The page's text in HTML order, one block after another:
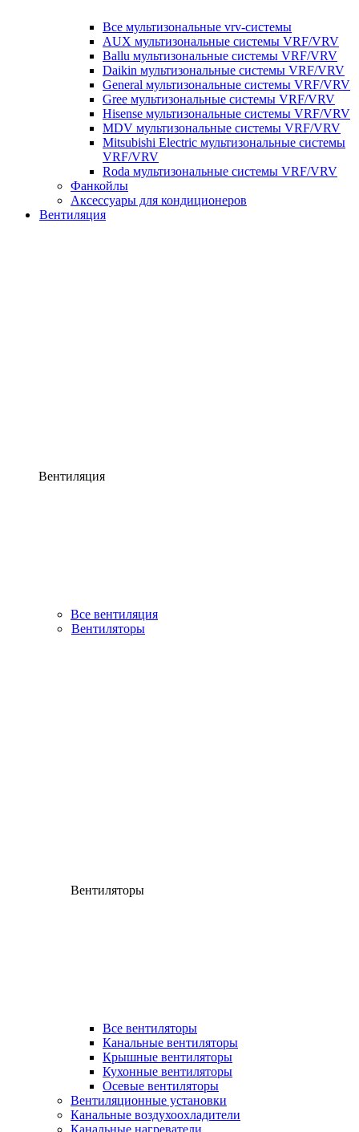
Все мультизональные vrv-системы
AUX мультизональные системы VRF/VRV
Ballu мультизональные системы VRF/VRV
Daikin мультизональные системы VRF/VRV
General мультизональные системы VRF/VRV
Gree мультизональные системы VRF/VRV
Hisense мультизональные системы VRF/VRV
MDV мультизональные системы VRF/VRV
Mitsubishi Electric мультизональные системы
VRF/VRV
Roda мультизональные системы VRF/VRV
Фанкойлы
Аксессуары для кондиционеров
Вентиляция
Вентиляция
Все вентиляция
Вентиляторы
Вентиляторы
Все вентиляторы
Канальные вентиляторы
Крышные вентиляторы
Кухонные вентиляторы
Осевые вентиляторы
Вентиляционные установки
Канальные воздухоохладители
Канальные нагреватели